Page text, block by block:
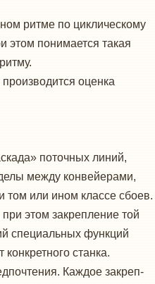
ритме по циклическому
этом понимается такая
оценка
поточ­ных линий,
между конвейерами,
или ином классе сбоев.
этом закрепление той
специальных функций
станка.
Каждое закреп­